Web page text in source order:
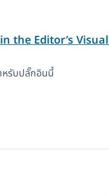
the Editor’s
หรับปลั๊กอินนี้